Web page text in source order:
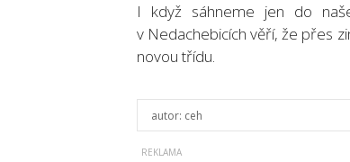
I když sáhneme jen do
v Nedachebicích věří, že přes
novou třídu.
autor: ceh